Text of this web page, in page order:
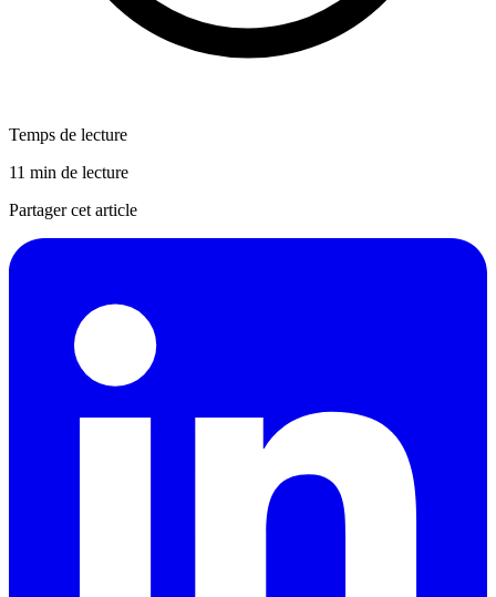
Temps de lecture
11 min de lecture
Partager cet article